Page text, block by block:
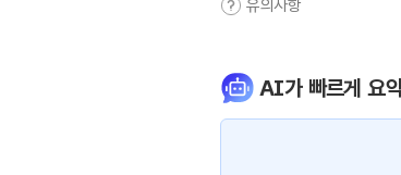
유의사항
AI가 빠르게 요